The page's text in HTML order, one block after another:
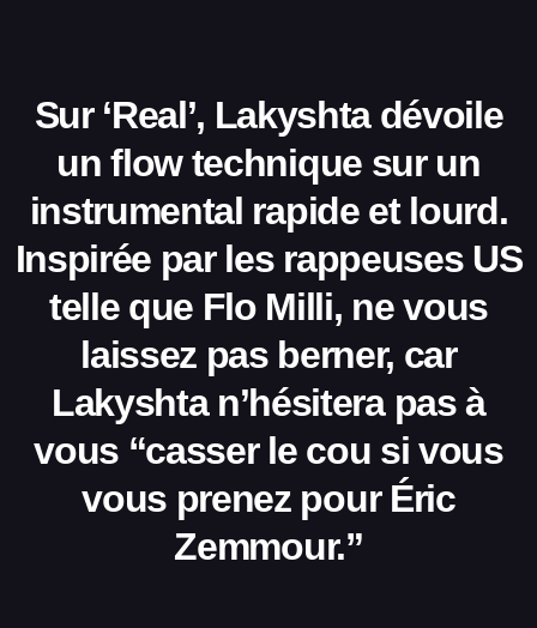
Sur ‘Real’, Lakyshta dévoile
un flow technique sur un
instrumental rapide et lourd.
Inspirée par les rappeuses US
telle que Flo Milli, ne vous
laissez pas berner, car
Lakyshta n’hésitera pas à
vous “casser le cou si vous
vous prenez pour Éric
Zemmour.”